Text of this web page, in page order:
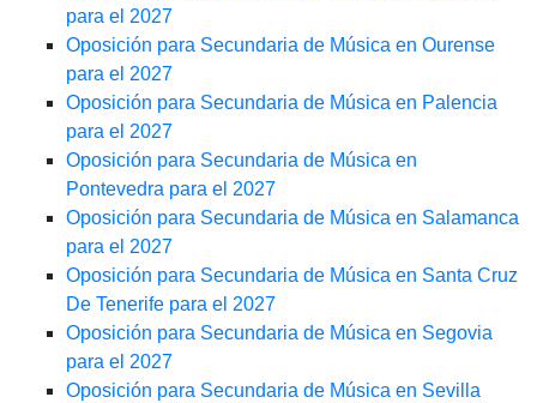
para el 2027
Oposición para Secundaria de Música en Ourense
para el 2027
Oposición para Secundaria de Música en Palencia
para el 2027
Oposición para Secundaria de Música en
Pontevedra para el 2027
Oposición para Secundaria de Música en Salamanca
para el 2027
Oposición para Secundaria de Música en Santa Cruz
De Tenerife para el 2027
Oposición para Secundaria de Música en Segovia
para el 2027
Oposición para Secundaria de Música en Sevilla